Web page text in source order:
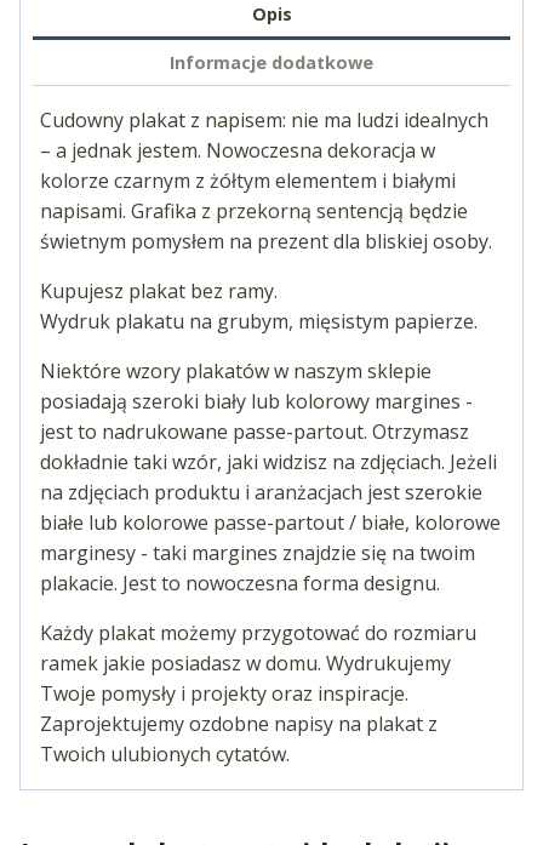
Opis
Informacje dodatkowe
Cudowny plakat z napisem: nie ma ludzi idealnych
– a jednak jestem. Nowoczesna dekoracja w
kolorze czarnym z żółtym elementem i białymi
napisami. Grafika z przekorną sentencją będzie
świetnym pomysłem na prezent dla bliskiej osoby.
Kupujesz plakat bez ramy.
Wydruk plakatu na grubym, mięsistym papierze.
Niektóre wzory plakatów w naszym sklepie
posiadają szeroki biały lub kolorowy margines -
jest to nadrukowane passe-partout. Otrzymasz
dokładnie taki wzór, jaki widzisz na zdjęciach. Jeżeli
na zdjęciach produktu i aranżacjach jest szerokie
białe lub kolorowe passe-partout / białe, kolorowe
marginesy - taki margines znajdzie się na twoim
plakacie. Jest to nowoczesna forma designu.
Każdy plakat możemy przygotować do rozmiaru
ramek jakie posiadasz w domu. Wydrukujemy
Twoje pomysły i projekty oraz inspiracje.
Zaprojektujemy ozdobne napisy na plakat z
Twoich ulubionych cytatów.